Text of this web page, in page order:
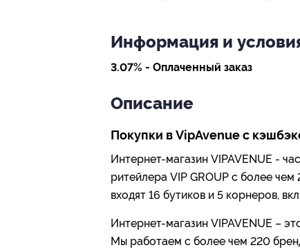
Информация и
3.07% - Оплаченный заказ
Описание
Покупки в VipAvenue с
Интернет-магазин VIPAVENUE -
ритейлера VIP GROUP с более
входят 16 бутиков и 5 корнеров,
Интернет-магазин VIPAVENUE –
Мы работаем с более чем 220